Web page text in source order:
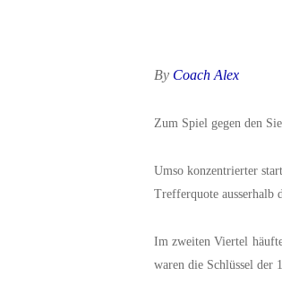
By Coach Alex
Zum Spiel gegen den
Umso konzentrierter
Trefferquote ausserhalb
Im zweiten Viertel
waren die Schlüssel der